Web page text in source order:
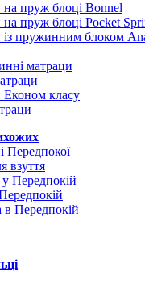
пруж блоці Bonnel
пруж блоці Pocket
пружинним блоком
матраци
класу
Передпокої
взуття
Передпокій
в Передпокій